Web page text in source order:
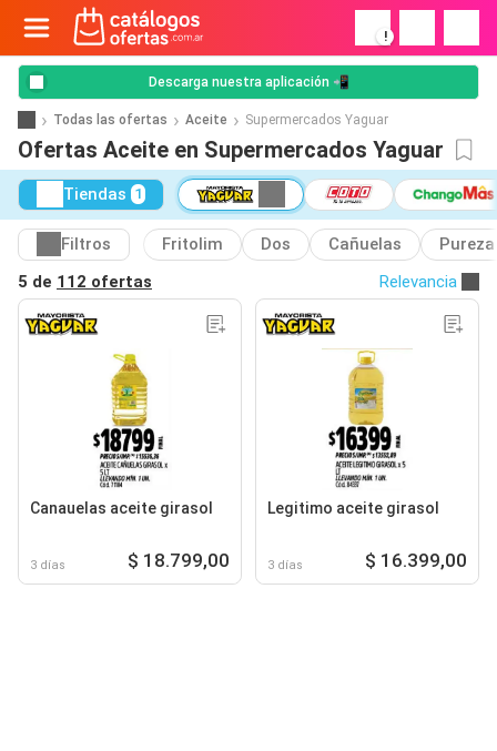
!
Descarga nuestra aplicación 📲
Todas las ofertas Aceite Supermercados Yaguar
Ofertas Aceite en Supermercados Yaguar
Tiendas 1
Filtros Fritolim Dos Cañuelas
Pureza
5 de 112 ofertas Relevancia
Canauelas aceite girasol
3 días $ 18.799,00
Legitimo aceite girasol
3 días $ 16.399,00